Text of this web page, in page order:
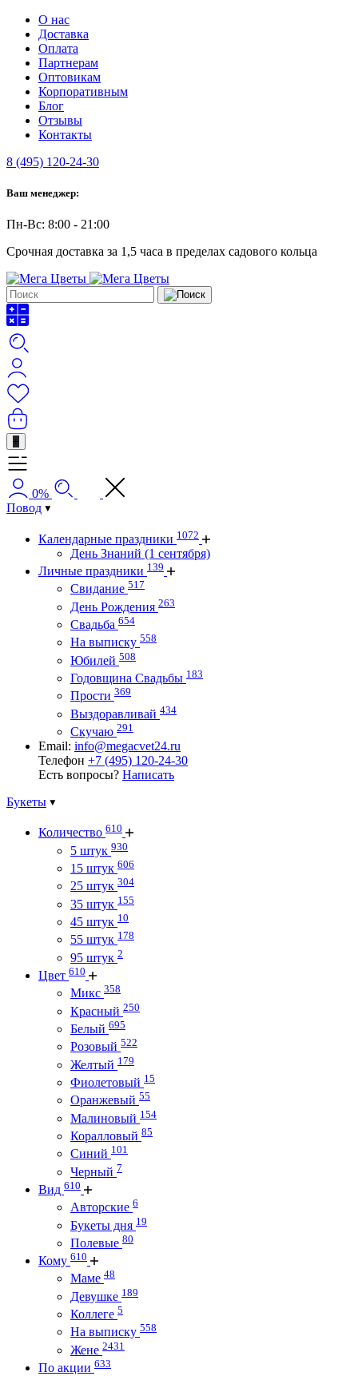
О нас
Доставка
Оплата
Партнерам
Оптовикам
Корпоративным
Блог
Отзывы
Контакты
8 (495) 120-24-30
Ваш менеджер:
Пн-Вс: 8:00 - 21:00
Срочная доставка за 1,5 часа в пределах садового кольца
+
0%
Повод
Календарные праздники 1072
День Знаний (1 сентября)
Личные праздники 139
Свидание 517
День Рождения 263
Свадьба 654
На выписку 558
Юбилей 508
Годовщина Свадьбы 183
Прости 369
Выздоравливай 434
Скучаю 291
Email: info@megacvet24.ru
Телефон +7 (495) 120-24-30
Есть вопросы? Написать
Букеты
Количество 610
5 штук 930
15 штук 606
25 штук 304
35 штук 155
45 штук 10
55 штук 178
95 штук 2
Цвет 610
Микс 358
Красный 250
Белый 695
Розовый 522
Желтый 179
Фиолетовый 15
Оранжевый 55
Малиновый 154
Коралловый 85
Синий 101
Черный 7
Вид 610
Авторские 6
Букеты дня 19
Полевые 80
Кому 610
Маме 48
Девушке 189
Коллеге 5
На выписку 558
Жене 2431
По акции 633